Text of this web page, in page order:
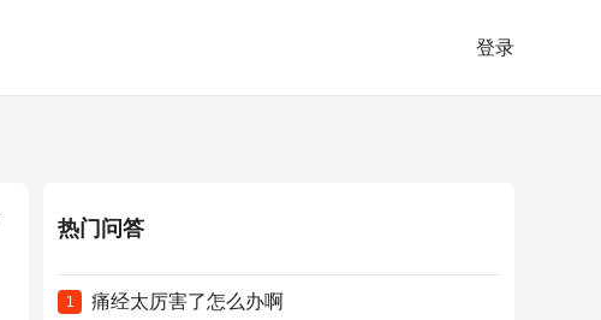
登录
热门问答
1 痛经太厉害了怎么办啊